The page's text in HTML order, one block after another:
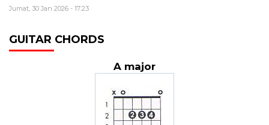
Jumat, 30 Jan 2026 - 17:23
GUITAR CHORDS
A major